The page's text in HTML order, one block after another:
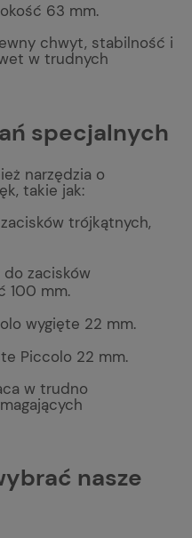
63 mm.
chwyt, stabilność i
w trudnych
specjalnych
narzędzia o
takie jak:
trójkątnych,
zacisków
100 mm.
wygięte 22 mm.
Piccolo 22 mm.
w trudno
nasze